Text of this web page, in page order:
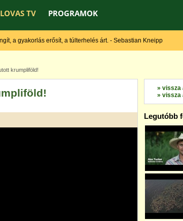
LOVAS TV PROGRAMOK
a gyakorlás erősít, a túlterhelés árt. - Sebastian Kneipp
krumpliföld!
» vissza
» vissza
Legutóbb